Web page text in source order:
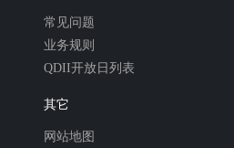
常见问题
业务规则
QDII开放日列表
其它
网站地图